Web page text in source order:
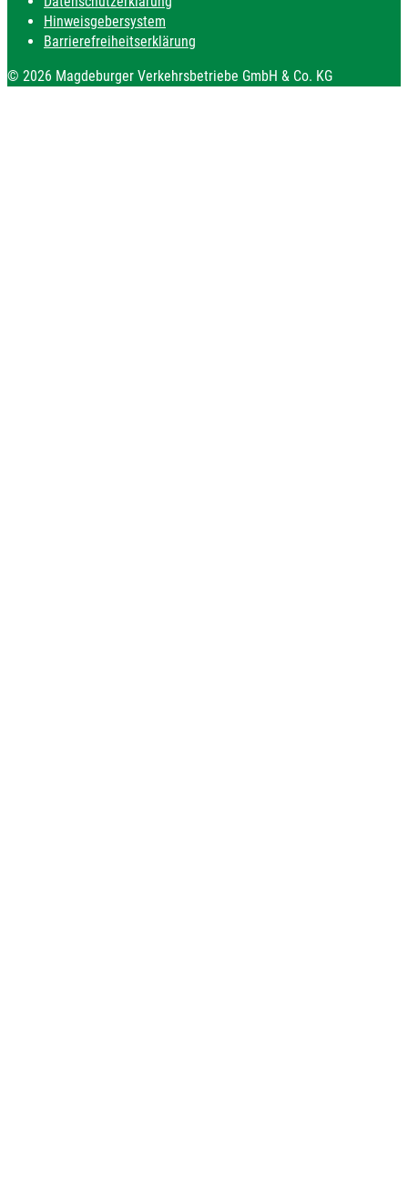
Hinweisgebersystem
Barrierefreiheitserklärung
© 2026 Magdeburger Verkehrsbetriebe GmbH & Co. KG